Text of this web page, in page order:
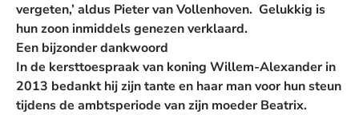
vergeten,’ aldus Pieter van Vollenhoven. Gelukkig is
hun zoon inmiddels genezen verklaard.
Een bijzonder dankwoord
In de kersttoespraak van koning Willem-Alexander in
2013 bedankt hij zijn tante en haar man voor hun steun
tijdens de ambtsperiode van zijn moeder Beatrix.